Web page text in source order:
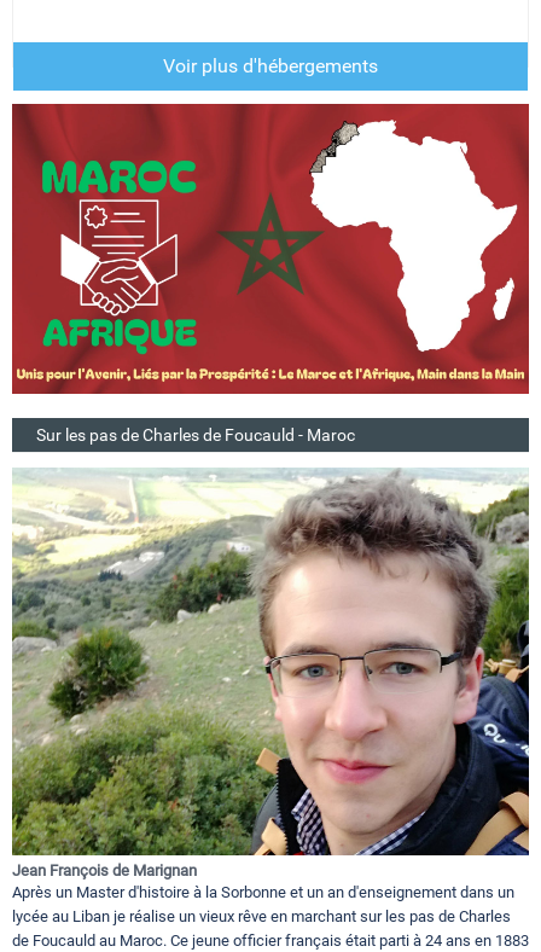
Voir plus d'hébergements
Sur les pas de Charles de Foucauld - Maroc
Jean François de Marignan
Après un Master d'histoire à la Sorbonne et un an d'enseignement dans un
lycée au Liban je réalise un vieux rêve en marchant sur les pas de Charles
de Foucauld au Maroc. Ce jeune officier français était parti à 24 ans en 1883